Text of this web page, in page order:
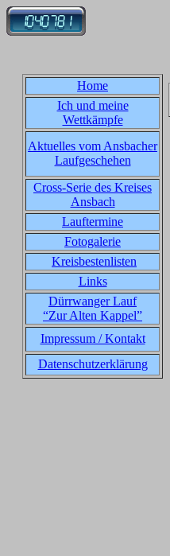
Home
Ich und meine
Wettkämpfe
Aktuelles vom Ansbacher
Laufgeschehen
Cross-Serie des Kreises
Ansbach
Lauftermine
Fotogalerie
Kreisbestenlisten
Links
Dürrwanger Lauf
“Zur Alten Kappel”
Impressum / Kontakt
Datenschutzerklärung